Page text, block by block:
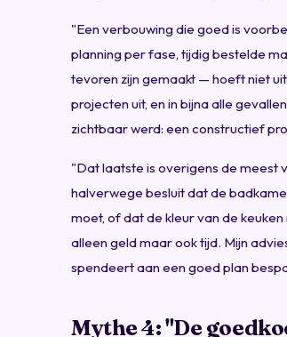
"Een verbouwing die goed is
planning per fase, tijdig bestelde
tevoren zijn gemaakt — hoeft niet
projecten uit, en in bijna alle
zichtbaar werd: een constructief
"Dat laatste is overigens de meest
halverwege besluit dat de
moet, of dat de kleur van de
alleen geld maar ook tijd. Mijn
spendeert aan een goed plan
Mythe 4: "De